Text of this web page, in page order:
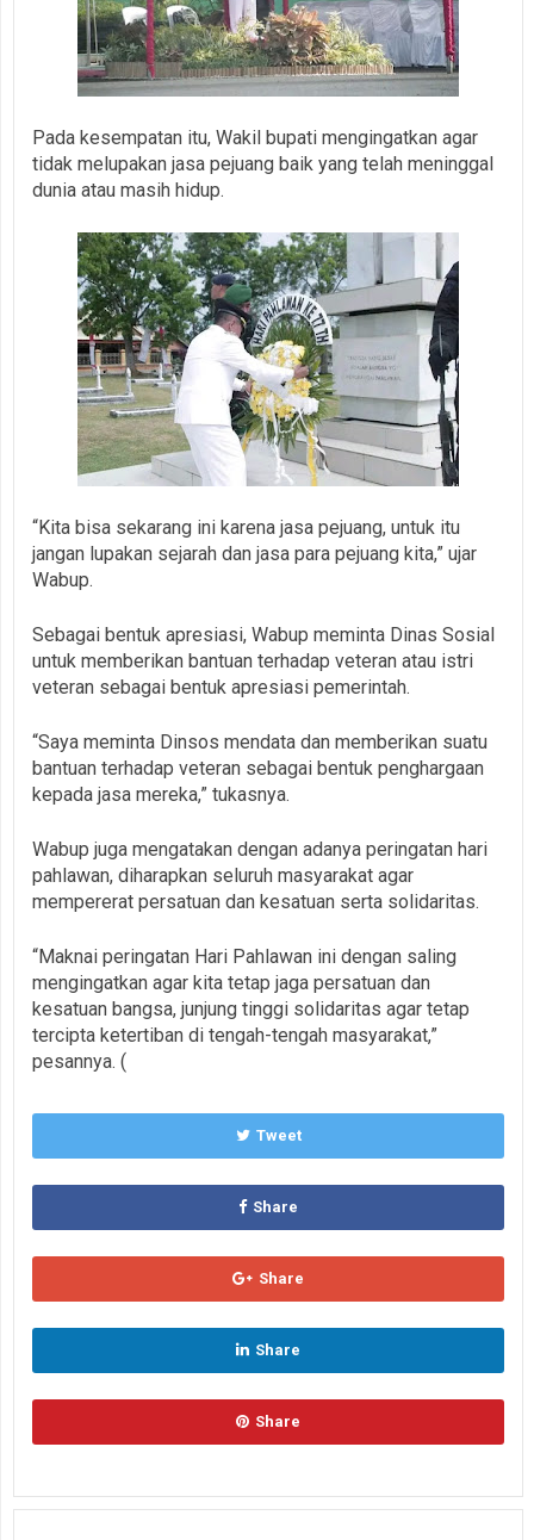
Pada kesempatan itu, Wakil bupati mengingatkan agar
tidak melupakan jasa pejuang baik yang telah meninggal
dunia atau masih hidup.
“Kita bisa sekarang ini karena jasa pejuang, untuk itu
jangan lupakan sejarah dan jasa para pejuang kita,” ujar
Wabup.
Sebagai bentuk apresiasi, Wabup meminta Dinas Sosial
untuk memberikan bantuan terhadap veteran atau istri
veteran sebagai bentuk apresiasi pemerintah.
“Saya meminta Dinsos mendata dan memberikan suatu
bantuan terhadap veteran sebagai bentuk penghargaan
kepada jasa mereka,” tukasnya.
Wabup juga mengatakan dengan adanya peringatan hari
pahlawan, diharapkan seluruh masyarakat agar
mempererat persatuan dan kesatuan serta solidaritas.
“Maknai peringatan Hari Pahlawan ini dengan saling
mengingatkan agar kita tetap jaga persatuan dan
kesatuan bangsa, junjung tinggi solidaritas agar tetap
tercipta ketertiban di tengah-tengah masyarakat,”
pesannya. (
Tweet
Share
Share
Share
Share